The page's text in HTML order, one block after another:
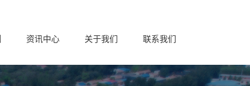
资讯中心 关于我们 联系我们